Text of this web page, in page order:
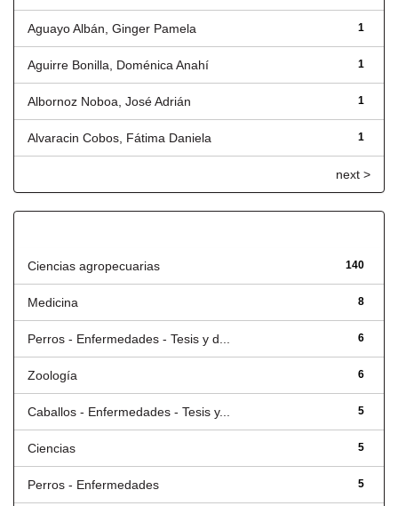
1
Aguayo Albán, Ginger Pamela
1
Aguirre Bonilla, Doménica Anahí
1
Albornoz Noboa, José Adrián
1
Alvaracin Cobos, Fátima Daniela
next >
140
Ciencias agropecuarias
8
Medicina
6
Perros - Enfermedades - Tesis y d...
6
Zoología
5
Caballos - Enfermedades - Tesis y...
5
Ciencias
5
Perros - Enfermedades